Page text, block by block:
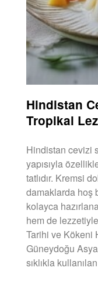
Hindistan
Tropikal
Hindistan cevizi
yapısıyla
tatlıdır. Kremsi
damaklarda hoş
kolayca
hem de
Tarihi ve Kökeni
Güneydoğu
sıklıkla